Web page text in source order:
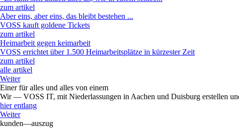
zum artikel
Aber eins, aber eins, das bleibt bestehen ...
VOSS kauft goldene Tickets
zum artikel
Heimarbeit gegen keimarbeit
VOSS errichtet über 1.500 Heimarbeitsplätze in kürzester Zeit
zum artikel
alle artikel
Weiter
Einer für alles und alles von einem
Wir — VOSS IT, mit Niederlassungen in Aachen und Duisburg erstellen
hier entlang
Weiter
kunden—auszug